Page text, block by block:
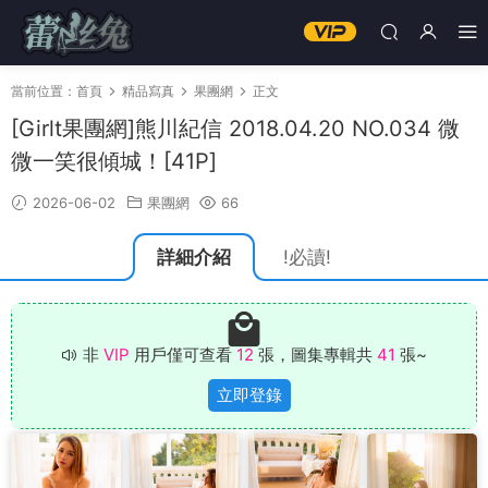
當前位置： 首頁 精品寫真 果團網 正文
[Girlt果團網]熊川紀信 2018.04.20 NO.034 微
微一笑很傾城！[41P]
2026-06-02 果團網 66
詳細介紹 !必讀!
非 VIP 用戶僅可查看 12 張，圖集專輯共 41 張~
立即登錄